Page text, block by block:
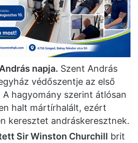
napja. Szent András
védőszentje az első
A hagyomány szerint átlósan
halt mártírhalált, ezért
keresztet andráskeresztnek.
Sir Winston Churchill brit